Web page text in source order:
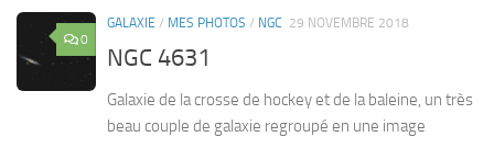
0
GALAXIE / MES PHOTOS / NGC 29 NOVEMBRE 2018
NGC 4631
Galaxie de la crosse de hockey et de la baleine, un très
beau couple de galaxie regroupé en une image